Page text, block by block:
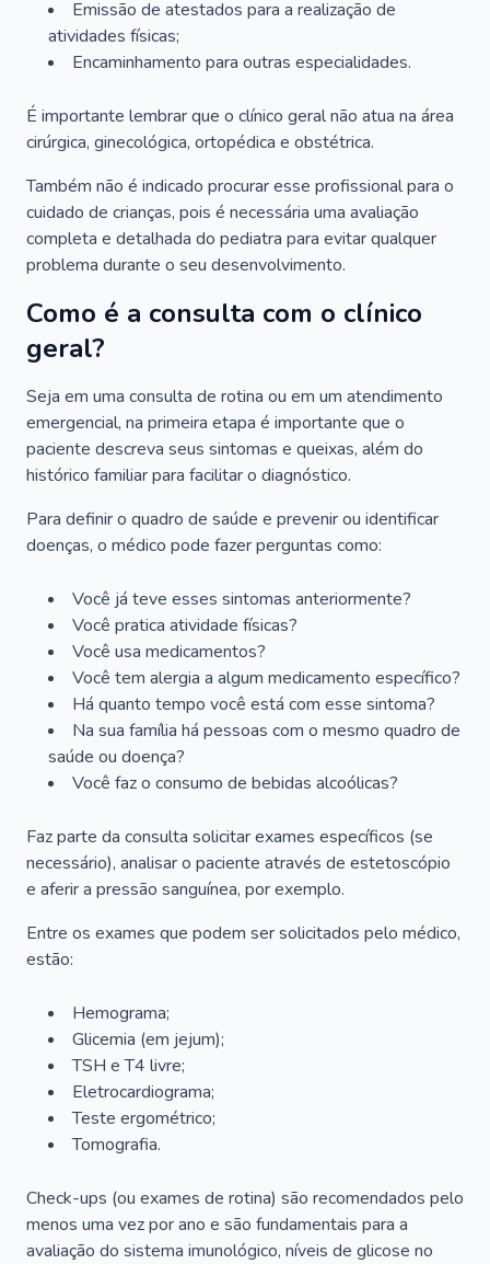
Emissão de atestados para a realização de
atividades físicas;
Encaminhamento para outras especialidades.
É importante lembrar que o clínico geral não atua na área
cirúrgica, ginecológica, ortopédica e obstétrica.
Também não é indicado procurar esse profissional para o
cuidado de crianças, pois é necessária uma avaliação
completa e detalhada do pediatra para evitar qualquer
problema durante o seu desenvolvimento.
Como é a consulta com o clínico
geral?
Seja em uma consulta de rotina ou em um atendimento
emergencial, na primeira etapa é importante que o
paciente descreva seus sintomas e queixas, além do
histórico familiar para facilitar o diagnóstico.
Para definir o quadro de saúde e prevenir ou identificar
doenças, o médico pode fazer perguntas como:
Você já teve esses sintomas anteriormente?
Você pratica atividade físicas?
Você usa medicamentos?
Você tem alergia a algum medicamento específico?
Há quanto tempo você está com esse sintoma?
Na sua família há pessoas com o mesmo quadro de
saúde ou doença?
Você faz o consumo de bebidas alcoólicas?
Faz parte da consulta solicitar exames específicos (se
necessário), analisar o paciente através de estetoscópio
e aferir a pressão sanguínea, por exemplo.
Entre os exames que podem ser solicitados pelo médico,
estão:
Hemograma;
Glicemia (em jejum);
TSH e T4 livre;
Eletrocardiograma;
Teste ergométrico;
Tomografia.
Check-ups (ou exames de rotina) são recomendados pelo
menos uma vez por ano e são fundamentais para a
avaliação do sistema imunológico, níveis de glicose no